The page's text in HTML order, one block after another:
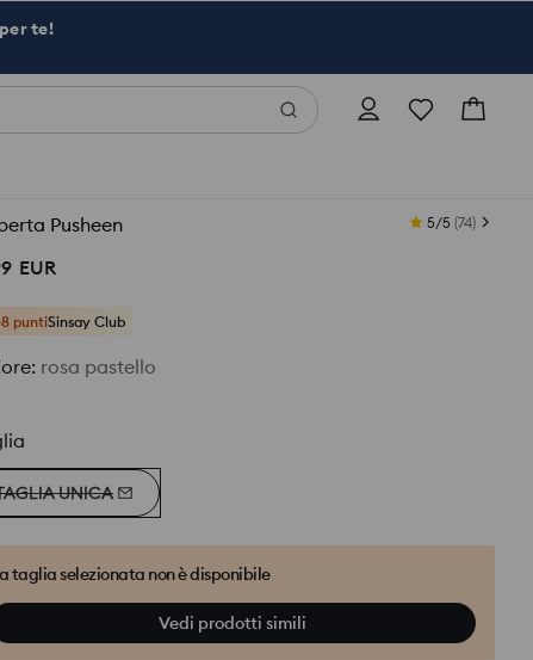
te!
Pusheen 5/5 (74)
EUR
puntiSinsay Club
: rosa pastello
UNICA
taglia selezionata non è disponibile
Vedi prodotti simili